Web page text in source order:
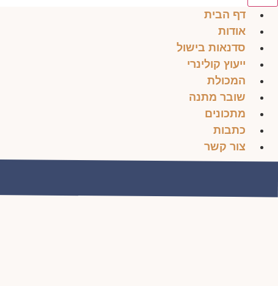
דף הבית
אודות
סדנאות בישול
ייעוץ קולינרי
המכולת
שובר מתנה
מתכונים
כתבות
צור קשר